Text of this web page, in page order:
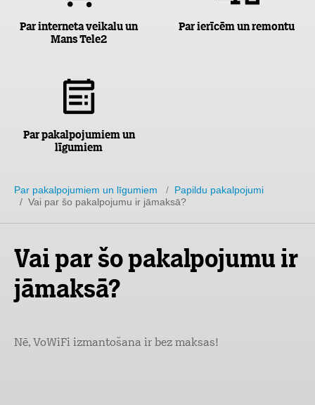
Par interneta veikalu un
Mans Tele2
Par ierīcēm un remontu
Par pakalpojumiem un
līgumiem
Par pakalpojumiem un līgumiem / Papildu pakalpojumi
/ Vai par šo pakalpojumu ir jāmaksā?
Vai par šo pakalpojumu ir
jāmaksā?
Nē, VoWiFi izmantošana ir bez maksas!